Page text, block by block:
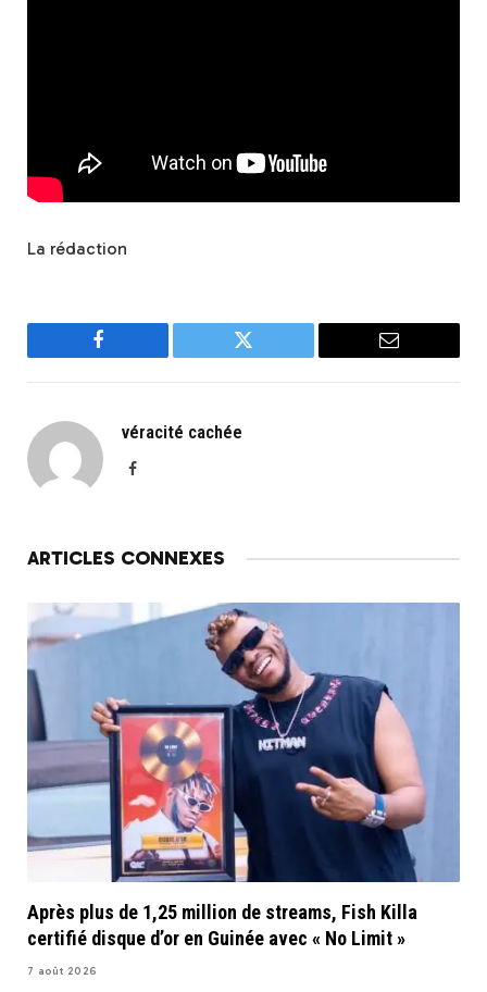
La rédaction
Facebook Twitter Email
véracité cachée
Facebook
ARTICLES CONNEXES
Après plus de 1,25 million de streams, Fish Killa
certifié disque d’or en Guinée avec « No Limit »
7 août 2026